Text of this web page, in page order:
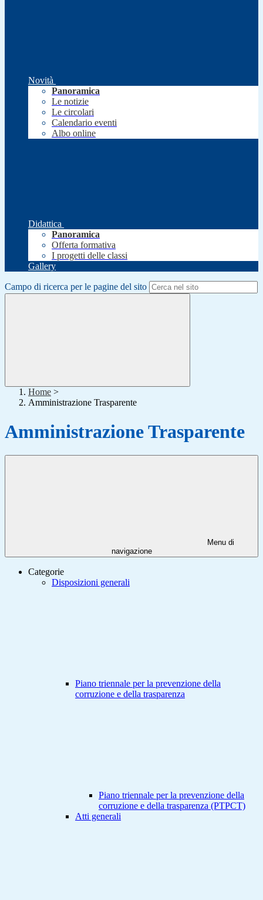
Novità
Panoramica
Le notizie
Le circolari
Calendario eventi
Albo online
Didattica
Panoramica
Offerta formativa
I progetti delle classi
Gallery
Campo di ricerca per le pagine del sito
Home >
Amministrazione Trasparente
Amministrazione Trasparente
Menu di
navigazione
Categorie
Disposizioni generali
Piano triennale per la prevenzione della
corruzione e della trasparenza
Piano triennale per la prevenzione della
corruzione e della trasparenza (PTPCT)
Atti generali